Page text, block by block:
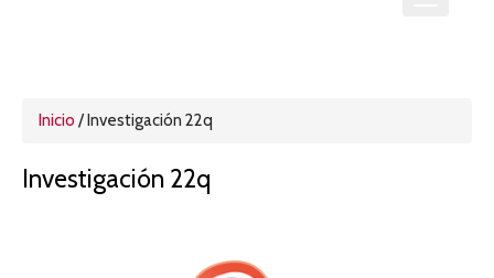
Inicio /Investigación 22q
Investigación 22q